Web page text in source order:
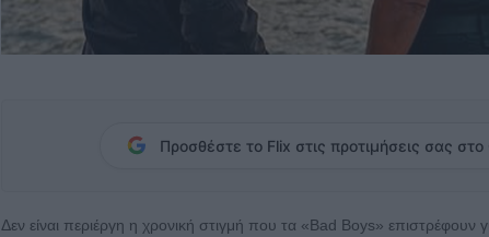
Προσθέστε το Flix στις προτιμήσεις σας στο
Δεν είναι περιέργη η χρονική στιγμή που τα «Bad Boys» επιστρέφουν